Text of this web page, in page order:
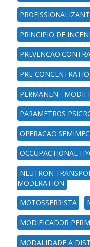
PRINCIPIO DE
PREVENCAO
PRE-
PERMANENT
PARAMETROS
OPERACAO
OCCUPACTIONAL
NEUTRON
MODERATION
MOTOSSERRISTA
MODIFICADOR
MODALIDADE A